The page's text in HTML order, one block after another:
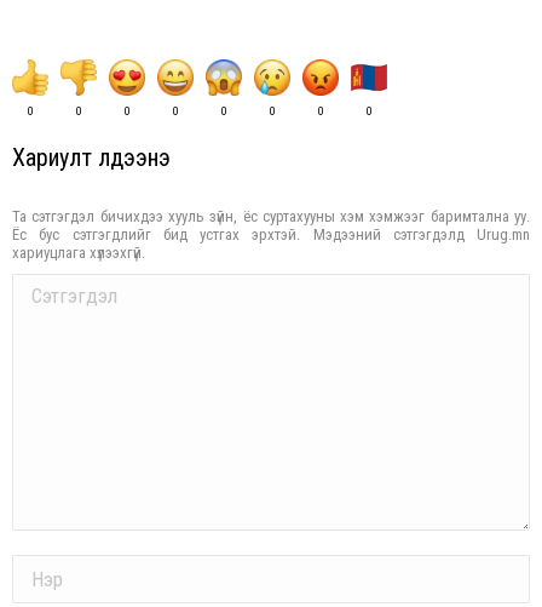
0 0 0 0 0 0 0 0
Хариулт үлдээнэ үү
Та сэтгэгдэл бичихдээ хууль зүйн, ёс суртахууны хэм хэмжээг баримтална уу.
Ёс бус сэтгэгдлийг бид устгах эрхтэй. Мэдээний сэтгэгдэлд Urug.mn
хариуцлага хүлээхгүй.
Comment